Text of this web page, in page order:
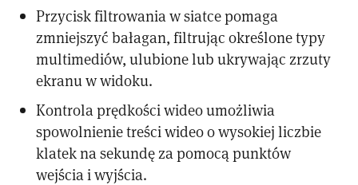
Przycisk filtrowania w siatce pomaga
zmniejszyć bałagan, filtrując określone typy
multimediów, ulubione lub ukrywając zrzuty
ekranu w widoku.
Kontrola prędkości wideo umożliwia
spowolnienie treści wideo o wysokiej liczbie
klatek na sekundę za pomocą punktów
wejścia i wyjścia.